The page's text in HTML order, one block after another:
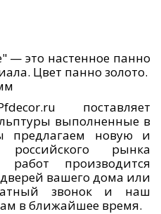
— это настенное панно
Цвет панно золото.
поставляет
выполненные в
предлагаем новую и
рынка
работ производится
вашего дома или
звонок и наш
в ближайшее время.